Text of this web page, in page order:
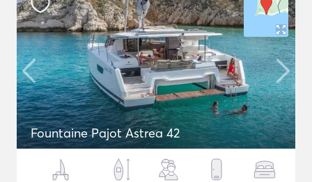
Fountaine Pajot Astrea 42